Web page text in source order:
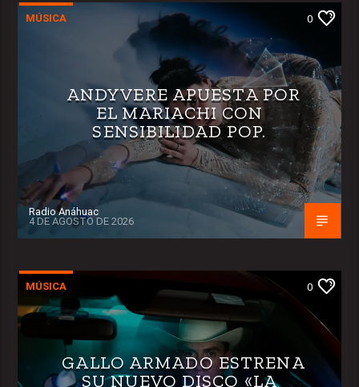
MÚSICA 0
ANDYVERE APUESTA POR
EL MARIACHI CON
SENSIBILIDAD POP.
Radio Anáhuac
4 DE AGOSTO DE 2026
MÚSICA 0
GALLO ARMADO ESTRENA
SU NUEVO DISCO «LA